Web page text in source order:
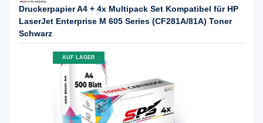
Druckerpapier A4 + 4x Multipack Set Kompatibel für HP
LaserJet Enterprise M 605 Series (CF281A/81A) Toner
Schwarz
AUF LAGER